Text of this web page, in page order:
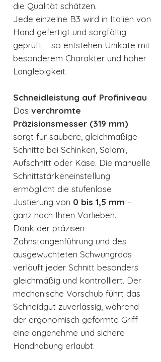
die Qualität schätzen.
Jede einzelne B3 wird in Italien von
Hand gefertigt und sorgfältig
geprüft – so entstehen Unikate mit
besonderem Charakter und hoher
Langlebigkeit.
Schneidleistung auf Profiniveau
Das verchromte
Präzisionsmesser (319 mm)
sorgt für saubere, gleichmäßige
Schnitte bei Schinken, Salami,
Aufschnitt oder Käse. Die manuelle
Schnittstärkeneinstellung
ermöglicht die stufenlose
Justierung von 0 bis 1,5 mm –
ganz nach Ihren Vorlieben.
Dank der präzisen
Zahnstangenführung und des
ausgewuchteten Schwungrads
verläuft jeder Schnitt besonders
gleichmäßig und kontrolliert. Der
mechanische Vorschub führt das
Schneidgut zuverlässig, während
der ergonomisch geformte Griff
eine angenehme und sichere
Handhabung erlaubt.